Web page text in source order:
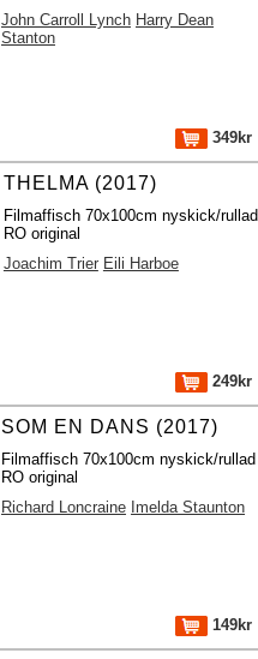
John Carroll Lynch Harry Dean
Stanton
349kr
THELMA (2017)
Filmaffisch 70x100cm nyskick/rullad
RO original
Joachim Trier Eili Harboe
249kr
SOM EN DANS (2017)
Filmaffisch 70x100cm nyskick/rullad
RO original
Richard Loncraine Imelda Staunton
149kr